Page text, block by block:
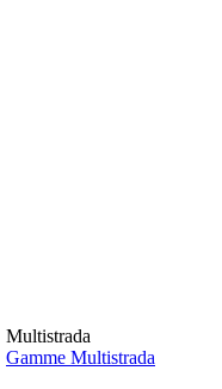
Multistrada
Gamme Multistrada